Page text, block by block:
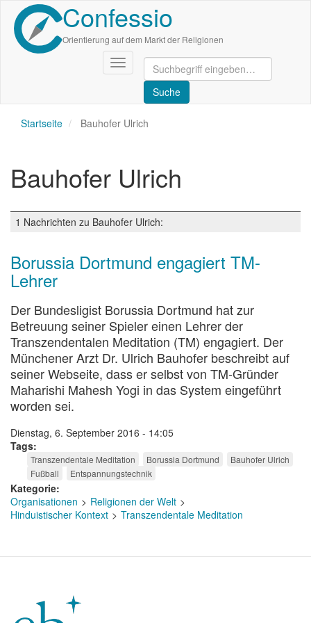
Direkt
zum
Inhalt
Confessio
Orientierung auf dem Markt der Religionen
Navigation
aktivieren/deaktivieren
Startseite Bauhofer Ulrich
Bauhofer Ulrich
1 Nachrichten zu Bauhofer Ulrich:
Borussia Dortmund engagiert TM-
Lehrer
Der Bundesligist Borussia Dortmund hat zur
Betreuung seiner Spieler einen Lehrer der
Transzendentalen Meditation (TM) engagiert. Der
Münchener Arzt Dr. Ulrich Bauhofer beschreibt auf
seiner Webseite, dass er selbst von TM-Gründer
Maharishi Mahesh Yogi in das System eingeführt
worden sei.
Dienstag, 6. September 2016 - 14:05
Tags
Transzendentale Meditation Borussia Dortmund
Bauhofer Ulrich
Fußball
Entspannungstechnik
Kategorie
Organisationen
Religionen der Welt
Hinduistischer Kontext
Transzendentale Meditation